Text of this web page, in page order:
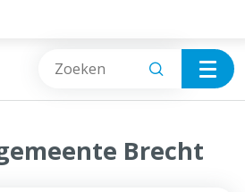
Wonen & Bouwen Brecht